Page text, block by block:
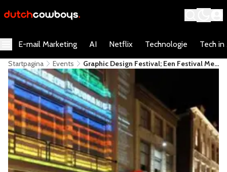
E-mail Marketing AI Netflix Technologie Tech in
Startpagina Events
Graphic Design Festival; Een Festival Met
Internationale Allure